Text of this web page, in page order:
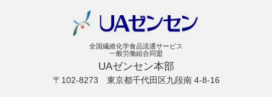
全国繊維化学食品流通サービス
一般労働組合同盟
UAゼンセン本部
〒102-8273 東京都千代田区九段南 4-8-16